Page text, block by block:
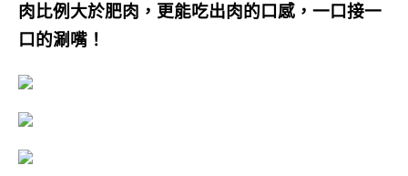
肉比例 大於肥肉，更能吃出肉的口感，一口接一
口的涮嘴！